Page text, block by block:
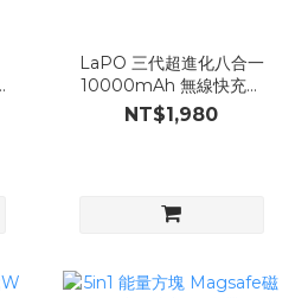
LaPO 三代超進化八合一
10000mAh 無線快充行
動電源【D87】
NT$1,980